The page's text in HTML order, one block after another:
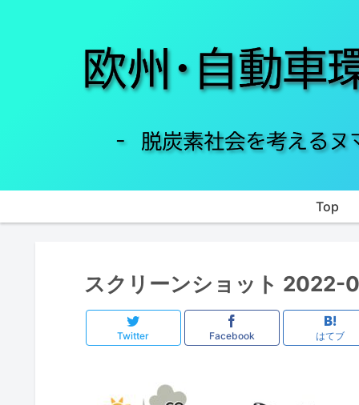
Top
スクリーンショット
Twitter Facebook はてブ